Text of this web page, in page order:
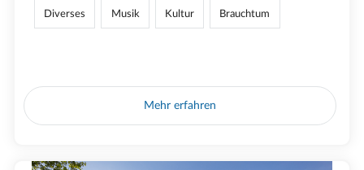
Diverses Musik Kultur Brauchtum
Mehr erfahren